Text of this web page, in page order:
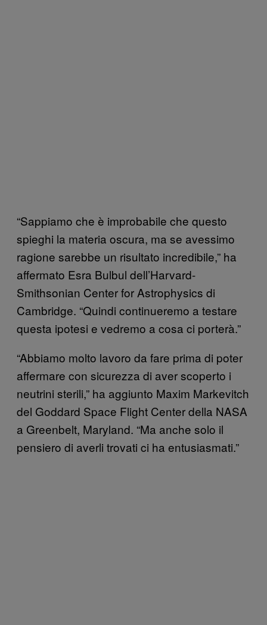
“Sappiamo che è improbabile che questo
spieghi la materia oscura, ma se avessimo
ragione sarebbe un risultato incredibile,” ha
affermato Esra Bulbul dell’Harvard-
Smithsonian Center for Astrophysics di
Cambridge. “Quindi continueremo a testare
questa ipotesi e vedremo a cosa ci porterà.”
“Abbiamo molto lavoro da fare prima di poter
affermare con sicurezza di aver scoperto i
neutrini sterili,” ha aggiunto Maxim Markevitch
del Goddard Space Flight Center della NASA
a Greenbelt, Maryland. “Ma anche solo il
pensiero di averli trovati ci ha entusiasmati.”